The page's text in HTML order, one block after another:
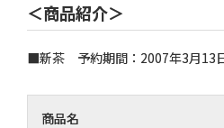
＜商品紹介＞
■新茶 予約期間：2007年3月13日
商品名